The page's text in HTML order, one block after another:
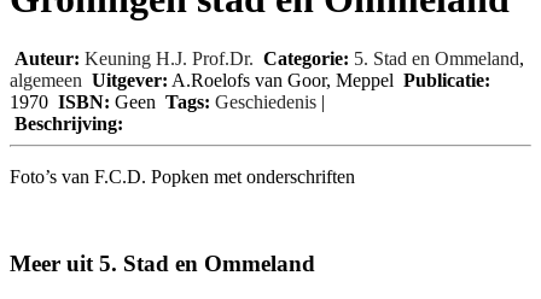
Auteur: Keuning H.J. Prof.Dr. Categorie: 5. Stad en Ommeland,
algemeen Uitgever: A.Roelofs van Goor, Meppel Publicatie:
1970 ISBN: Geen Tags: Geschiedenis |
Beschrijving:
Foto’s van F.C.D. Popken met onderschriften
Meer uit 5. Stad en Ommeland